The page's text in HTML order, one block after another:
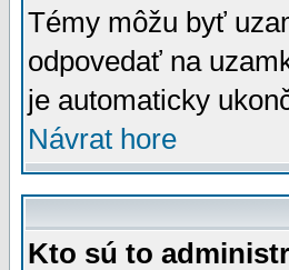
Témy môžu byť
odpovedať na
je automaticky
Návrat hore
Kto sú to